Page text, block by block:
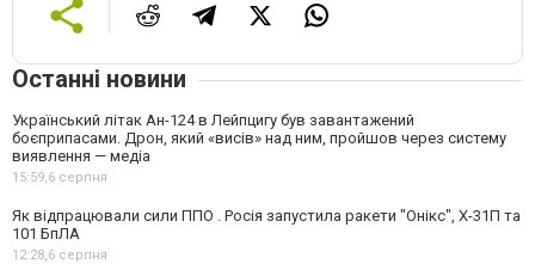
Останні новини
Український літак Ан-124 в Лейпцигу був завантажений
боєприпасами. Дрон, який «висів» над ним, пройшов через систему
виявлення — медіа
15:59,6 серпня
Як відпрацювали сили ППО . Росія запустила ракети "Онікс", Х-31П та
101 БпЛА
12:28,6 серпня